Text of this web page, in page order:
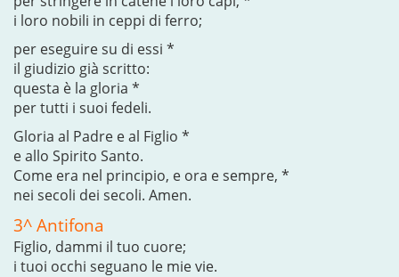
i loro nobili in ceppi di ferro;
per eseguire su di essi *
il giudizio già scritto:
questa è la gloria *
per tutti i suoi fedeli.
Gloria al Padre e al Figlio *
e allo Spirito Santo.
Come era nel principio, e ora e sempre, *
nei secoli dei secoli. Amen.
3^ Antifona
Figlio, dammi il tuo cuore;
i tuoi occhi seguano le mie vie.